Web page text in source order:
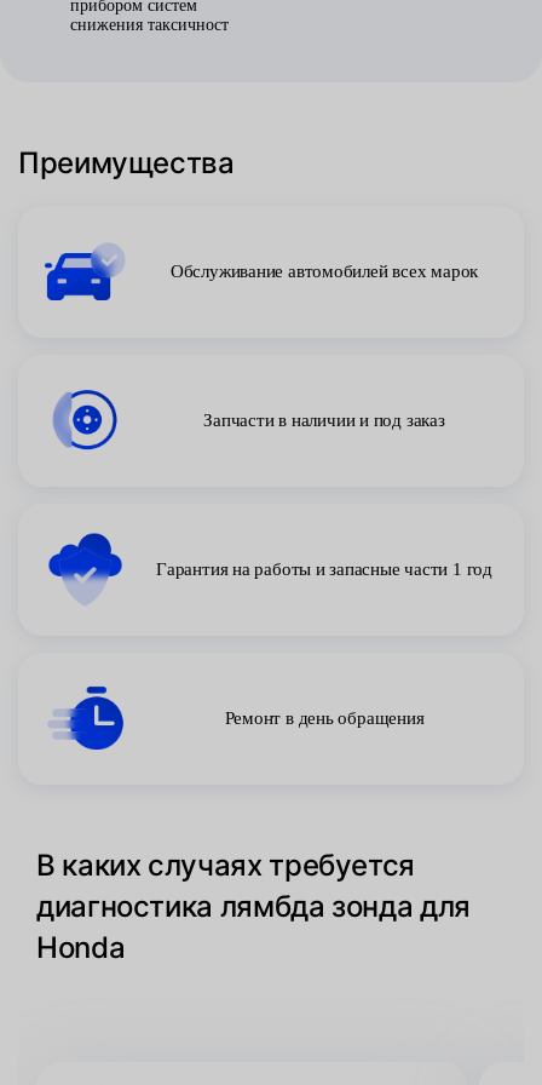
прибором систем
снижения таксичност
Преимущества
Обслуживание автомобилей всех марок
Запчасти в наличии и под заказ
Гарантия на работы и запасные части 1 год
Ремонт в день обращения
В каких случаях требуется
диагностика лямбда зонда для
Honda